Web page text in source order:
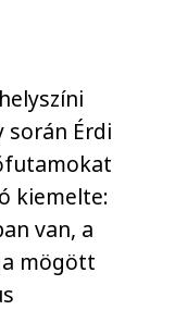
során Érdi
kiemelte:
van, a
mögött